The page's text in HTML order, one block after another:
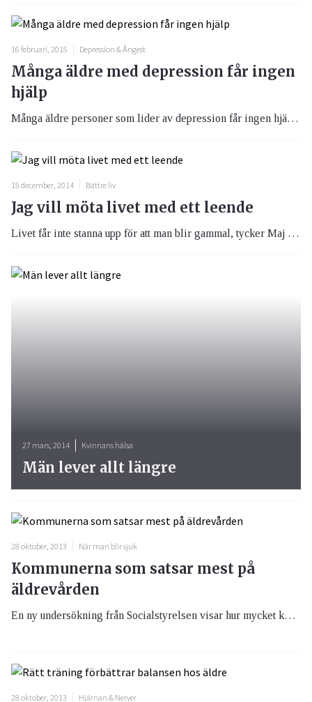
16 februari, 2015 Depression & Ångest
Många äldre med depression får ingen
hjälp
Många äldre personer som lider av depression får ingen hjälp i sjukvården, och orsakerna till detta är flera.
15 december, 2014 Bättre liv
Jag vill möta livet med ett leende
Livet får inte stanna upp för att man blir gammal, tycker Maj Söderberg, som lever på sitt 101:a år.
27 mars, 2014 Kvinnans hälsa
Män lever allt längre
28 oktober, 2013 När man blir sjuk
Kommunerna som satsar mest på
äldrevården
En ny undersökning från Socialstyrelsen visar hur mycket kommunerna satsar på äldrevården. I topp, och i botten, ligger bland annat två kommuner i Stockholmsområdet.
28 oktober, 2013 Hjärnan & Nerver